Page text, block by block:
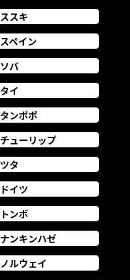
ススキ
スペイン
ソバ
タイ
タンポポ
チューリップ
ツタ
ドイツ
トンボ
ナンキンハゼ
ノルウェイ